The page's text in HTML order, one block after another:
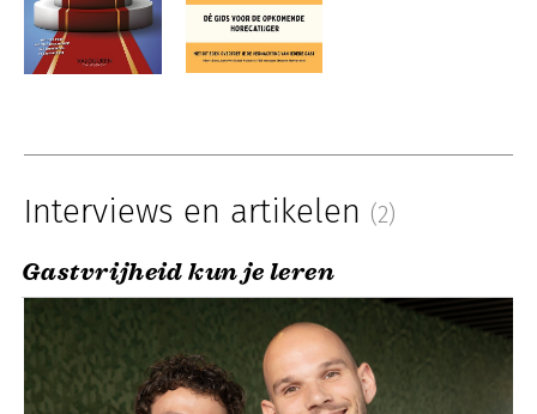
Interviews en artikelen (2)
Gastvrijheid kun je leren